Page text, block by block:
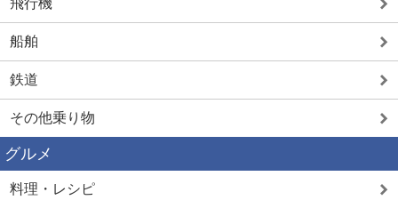
飛行機
船舶
鉄道
その他乗り物
グルメ
料理・レシピ